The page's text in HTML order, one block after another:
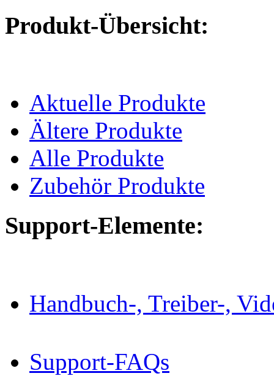
Produkt-Übersicht:
Aktuelle Produkte
Ältere Produkte
Alle Produkte
Zubehör Produkte
Support-Elemente:
Handbuch-, Treiber-,
Support-FAQs